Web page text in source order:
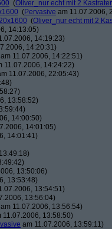
(Oliver_nur echt mit 2
(Pervasive am 11.07.2006,
(Oliver_nur echt mit 2
14:13:05)
14:19:23)
14:20:31)
am 11.07.2006, 14:22:51)
11.07.2006, 14:24:22)
11.07.2006, 22:05:43)
13:58:52)
14:00:50)
14:01:05)
14:01:41)
13:50:06)
13:53:48)
13:54:51)
13:56:04)
am 11.07.2006, 13:56:54)
11.07.2006, 13:58:50)
am 11.07.2006, 13:59:11)